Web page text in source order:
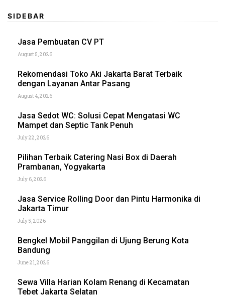
SIDEBAR
Jasa Pembuatan CV PT
August 5, 2026
Rekomendasi Toko Aki Jakarta Barat Terbaik
dengan Layanan Antar Pasang
August 4, 2026
Jasa Sedot WC: Solusi Cepat Mengatasi WC
Mampet dan Septic Tank Penuh
July 22, 2026
Pilihan Terbaik Catering Nasi Box di Daerah
Prambanan, Yogyakarta
July 6, 2026
Jasa Service Rolling Door dan Pintu Harmonika di
Jakarta Timur
July 5, 2026
Bengkel Mobil Panggilan di Ujung Berung Kota
Bandung
June 21, 2026
Sewa Villa Harian Kolam Renang di Kecamatan
Tebet Jakarta Selatan